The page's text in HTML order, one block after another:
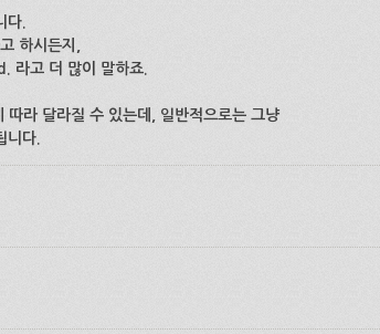
다.
하시든지,
고 더 많이 말하죠.
라 달라질 수 있는데, 일반적으로는 그냥
다.